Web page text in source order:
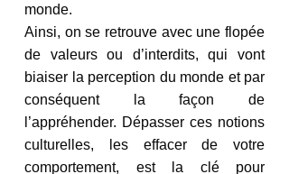
monde.
Ainsi, on se retrouve avec une flopée
de valeurs ou d’interdits, qui vont
biaiser la perception du monde et par
conséquent la façon de
l’appréhender. Dépasser ces notions
culturelles, les effacer de votre
comportement, est la clé pour